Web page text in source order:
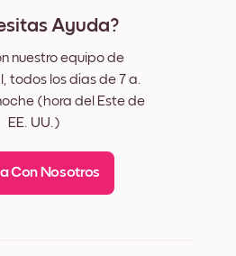
Ayuda?
nuestro equipo de
todos los días de 7 a.
(hora del Este de
EE. UU.)
Con Nosotros